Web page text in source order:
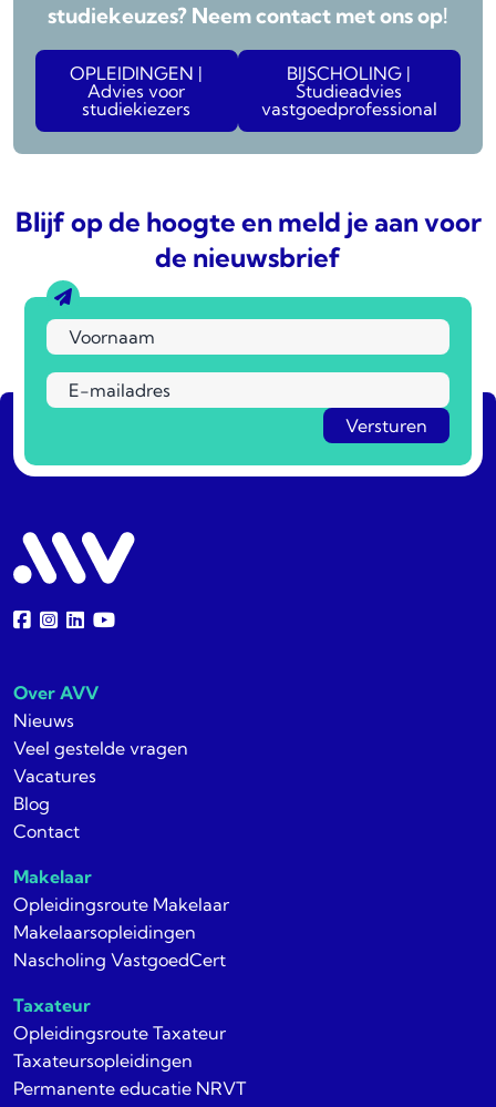
studiekeuzes? Neem contact met ons op!
OPLEIDINGEN |
Advies voor
studiekiezers
BIJSCHOLING |
Studieadvies
vastgoedprofessional
Blijf op de hoogte en meld je aan voor
de nieuwsbrief
Over AVV
Nieuws
Veel gestelde vragen
Vacatures
Blog
Contact
Makelaar
Opleidingsroute Makelaar
Makelaarsopleidingen
Nascholing VastgoedCert
Taxateur
Opleidingsroute Taxateur
Taxateursopleidingen
Permanente educatie NRVT